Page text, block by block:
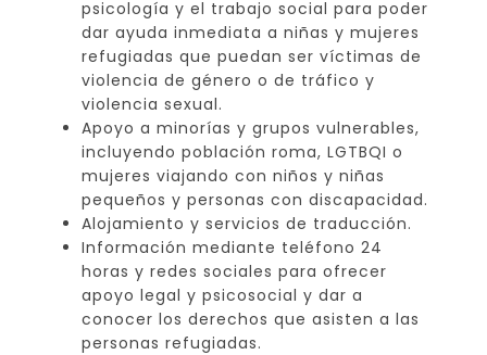
psicología y el trabajo social para poder
dar ayuda inmediata a niñas y mujeres
refugiadas que puedan ser víctimas de
violencia de género o de tráfico y
violencia sexual.
Apoyo a minorías y grupos vulnerables,
incluyendo población roma, LGTBQI o
mujeres viajando con niños y niñas
pequeños y personas con discapacidad.
Alojamiento y servicios de traducción.
Información mediante teléfono 24
horas y redes sociales para ofrecer
apoyo legal y psicosocial y dar a
conocer los derechos que asisten a las
personas refugiadas.